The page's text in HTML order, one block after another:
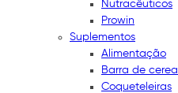
Nutracêuticos
Prowin
Suplementos
Alimentação
Barra de cereal
Coqueteleiras